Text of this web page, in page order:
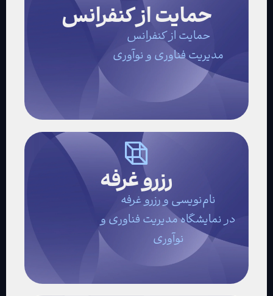
حمایت از کنفرانس
حمایت از کنفرانس
مدیریت فناوری و نوآوری
رزرو غرفه
نام‌نویسی و رزرو غرفه
در نمایشگاه مدیریت فناوری و
نوآوری